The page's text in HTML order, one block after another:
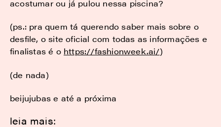
acostumar ou já pulou nessa piscina?
(ps.: pra quem tá querendo saber mais sobre o
desfile, o site oficial com todas as informações e
finalistas é o https://fashionweek.ai/)
(de nada)
beijujubas e até a próxima
leia mais: